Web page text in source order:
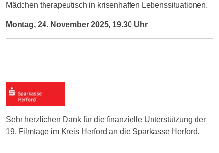
Mädchen therapeutisch in krisenhaften Lebenssituationen.
Montag, 24. November 2025, 19.30 Uhr
Sehr herzlichen Dank für die finanzielle Unterstützung der
19. Filmtage im Kreis Herford an die Sparkasse Herford.